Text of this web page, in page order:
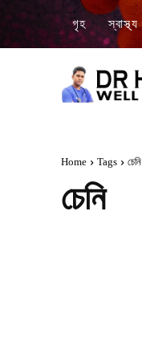
গৃহ স্বাস্থ্য
Home Tags চেনি
চেনি